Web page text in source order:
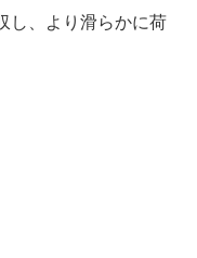
し、より滑らかに荷